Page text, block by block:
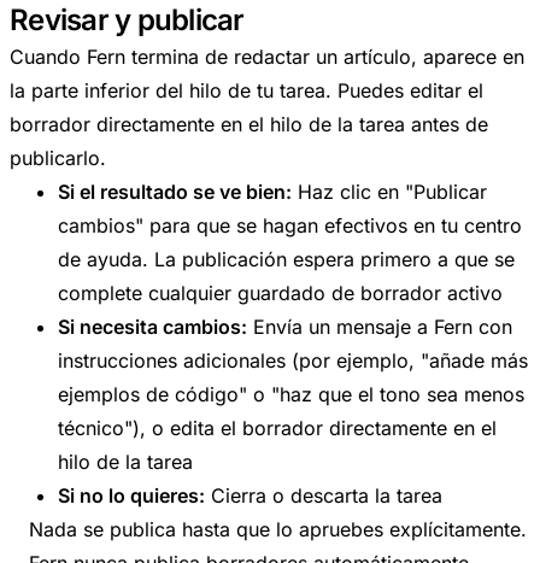
Revisar y publicar
Cuando Fern termina de redactar un artículo, aparece en
la parte inferior del hilo de tu tarea. Puedes editar el
borrador directamente en el hilo de la tarea antes de
publicarlo.
Si el resultado se ve bien: Haz clic en "Publicar
cambios" para que se hagan efectivos en tu centro
de ayuda. La publicación espera primero a que se
complete cualquier guardado de borrador activo
Si necesita cambios: Envía un mensaje a Fern con
instrucciones adicionales (por ejemplo, "añade más
ejemplos de código" o "haz que el tono sea menos
técnico"), o edita el borrador directamente en el
hilo de la tarea
Si no lo quieres: Cierra o descarta la tarea
Nada se publica hasta que lo apruebes explícitamente.